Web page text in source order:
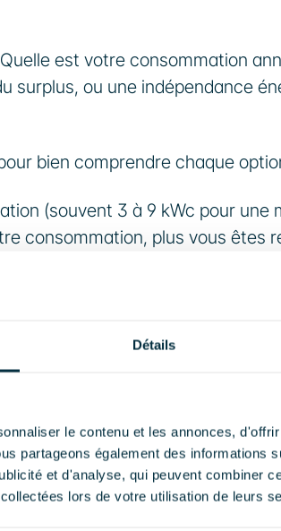
Détails
le contenu et les annonces,
partageons également des informations
et d'analyse, qui peuvent combiner
lors de votre utilisation de leurs
est votre consommation
surplus, ou une indépendance
bien comprendre chaque
(souvent 3 à 9 kWc pour une
consommation, plus vous êtes
d'installation
moins de place) ;
la toiture ou si vous souhaitez
l'indépendance, mais représente